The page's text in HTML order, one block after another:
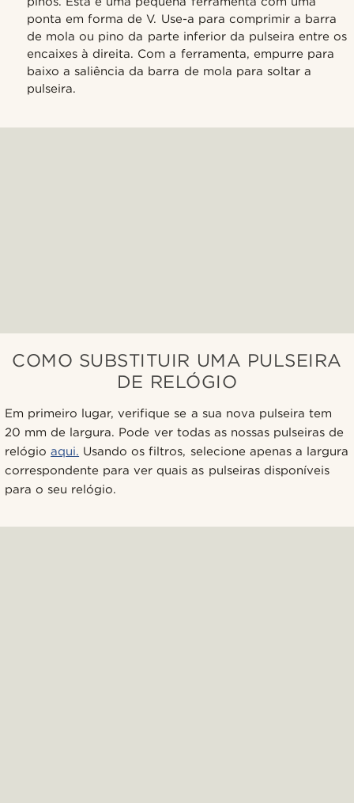
ponta em forma de V. Use-a para comprimir a barra
de mola ou pino da parte inferior da pulseira entre os
encaixes à direita. Com a ferramenta, empurre para
baixo a saliência da barra de mola para soltar a
pulseira.
COMO SUBSTITUIR UMA PULSEIRA
DE RELÓGIO
Em primeiro lugar, verifique se a sua nova pulseira tem
20 mm de largura. Pode ver todas as nossas pulseiras de
relógioaqui. Usando os filtros, selecione apenas a largura
correspondente para ver quais as pulseiras disponíveis
para o seu relógio.